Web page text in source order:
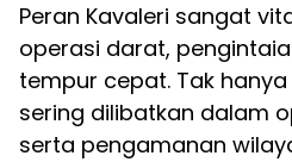
Peran Kavaleri sangat
operasi darat,
tempur cepat. Tak
sering dilibatkan dalam
serta pengamanan